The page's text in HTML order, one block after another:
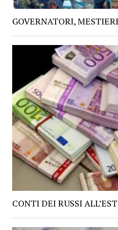
GOVERNATORI,
CONTI DEI RUSSI